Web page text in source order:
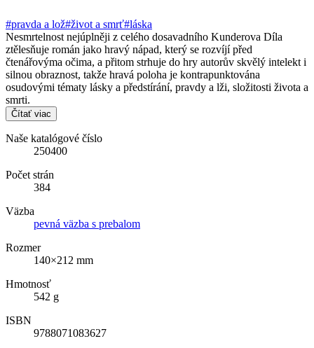
#pravda a lož#život a smrť#láska
Nesmrtelnost nejúplněji z celého dosavadního Kunderova Díla
ztělesňuje román jako hravý nápad, který se rozvíjí před
čtenářovýma očima, a přitom strhuje do hry autorův skvělý intelekt i
silnou obraznost, takže hravá poloha je kontrapunktována
osudovými tématy lásky a předstírání, pravdy a lži, složitosti života a
smrti.
Čítať viac
Naše katalógové číslo
250400
Počet strán
384
Väzba
pevná väzba s prebalom
Rozmer
140×212 mm
Hmotnosť
542 g
ISBN
9788071083627